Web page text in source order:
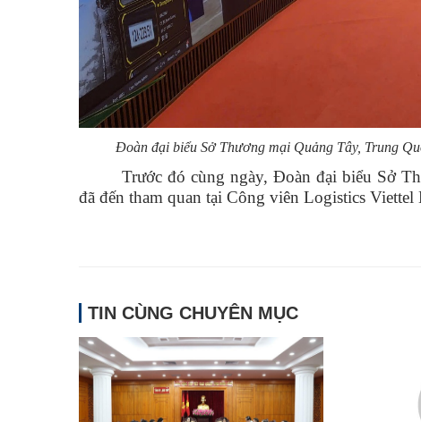
Đoàn đại biểu Sở Thương mại Quảng Tây, Trung
Trước đó cùng ngày, Đoàn đại biểu Sở
đã đến tham quan tại Công viên Logistics Viettel
TIN CÙNG CHUYÊN MỤC